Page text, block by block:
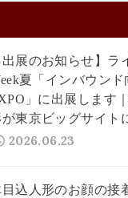
出展のお知らせ】ラ
夏「インバウン
」に出展します
東京ビッグサイト
2026.06.23
込人形のお顔の接